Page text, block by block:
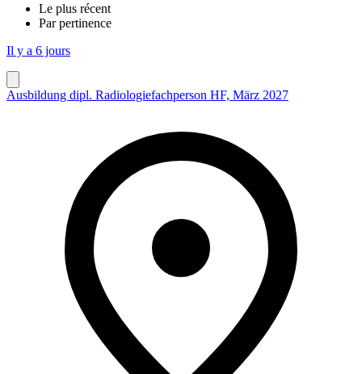
Le plus récent
Par pertinence
Il y a 6 jours
Ausbildung dipl. Radiologiefachperson HF, März 2027